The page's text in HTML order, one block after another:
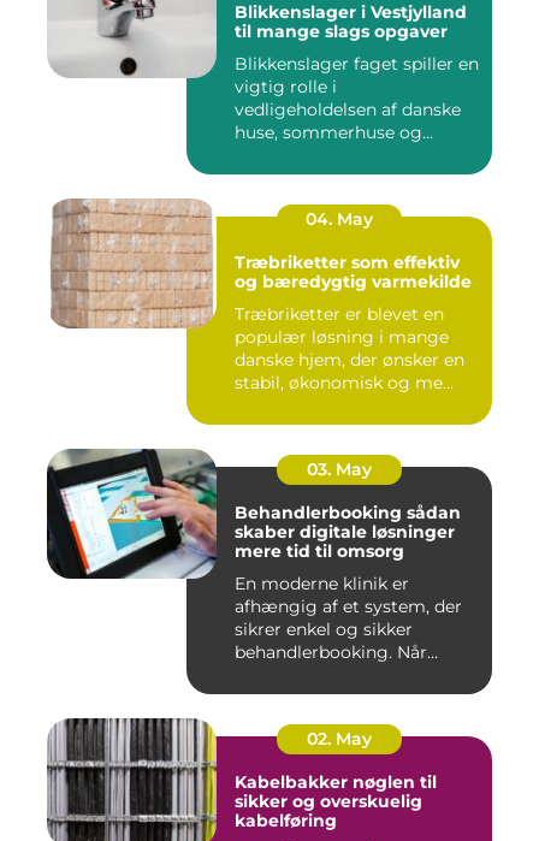
Blikkenslager i Vestjylland
til mange slags opgaver
Blikkenslager faget spiller en
vigtig rolle i
vedligeholdelsen af danske
huse, sommerhuse og
04. May
Træbriketter som effektiv
og bæredygtig varmekilde
Træbriketter er blevet en
populær løsning i mange
danske hjem, der ønsker en
stabil, økonomisk og me...
03. May
Behandlerbooking sådan
skaber digitale løsninger
mere tid til omsorg
En moderne klinik er
afhængig af et system, der
sikrer enkel og sikker
behandlerbooking. Når
02. May
Kabelbakker nøglen til
sikker og overskuelig
kabelføring